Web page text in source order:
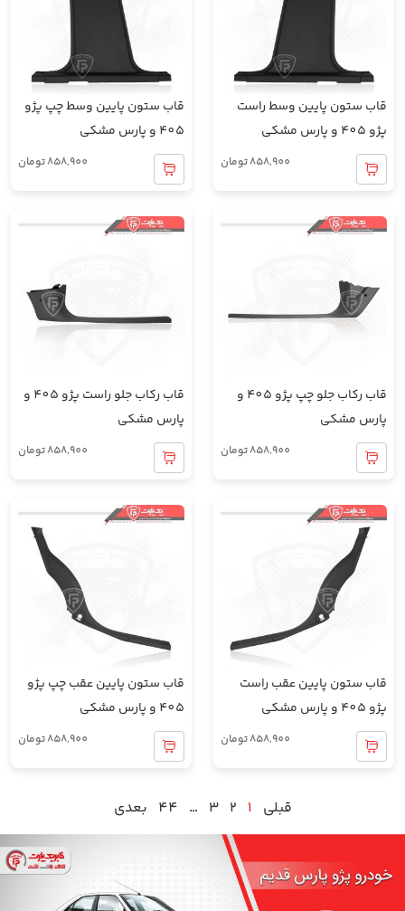
قاب ستون پایین وسط راست
پژو 405 و پارس مشکی
858,900تومان
قاب ستون پایین وسط چپ پژو
405 و پارس مشکی
858,900تومان
قاب رکاب جلو چپ پژو 405 و
پارس مشکی
858,900تومان
قاب رکاب جلو راست پژو 405 و
پارس مشکی
858,900تومان
قاب ستون پایین عقب راست
پژو 405 و پارس مشکی
858,900تومان
قاب ستون پایین عقب چپ پژو
405 و پارس مشکی
858,900تومان
قبلی 1
2
3
…
44 بعدی